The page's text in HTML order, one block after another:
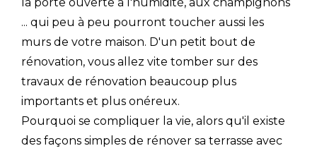
... qui peu à peu pourront toucher aussi les
murs de votre maison. D'un petit bout de
rénovation, vous allez vite tomber sur des
travaux de rénovation beaucoup plus
importants et plus onéreux.
Pourquoi se compliquer la vie, alors qu'il existe
des façons simples de rénover sa terrasse avec